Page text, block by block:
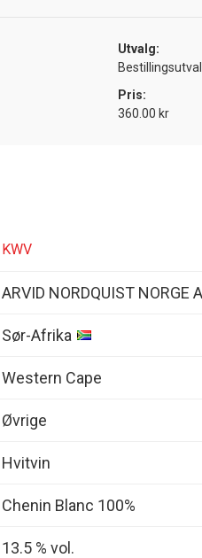
Utvalg:
Pris:
360.00 kr
KWV
ARVID NORDQUIST NORGE
Sør-Afrika
Western Cape
Øvrige
Hvitvin
Chenin Blanc 100%
13.5 % vol.